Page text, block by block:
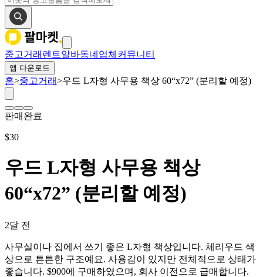
중고거래 렌트알바동네업체 커뮤니티
앱 다운로드
홈>중고거래>우드 L자형 사무용 책상 60“x72” (분리할 예정)
판매완료
$30
우드 L자형 사무용 책상
60“x72” (분리할 예정)
2달 전
사무실이나 집에서 쓰기 좋은 L자형 책상입니다. 체리우드 색
상으로 튼튼한 구조예요. 사용감이 있지만 전체적으로 상태가
좋습니다. $900에 구매하였으며, 회사 이전으로 급매합니다.